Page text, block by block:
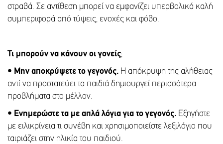
στραβά. Σε αντίθεση μπορεί να εμφανίζει υπερβολικά καλή
συμπεριφορά από τύψεις, ενοχές και φόβο.
Τι μπορούν να κάνουν οι γονείς;
• Μην αποκρύψετε το γεγονός. Η απόκρυψη της αλήθειας
αντί να προστατεύει τα παιδιά δημιουργεί περισσότερα
προβλήματα στο μέλλον.
• Ενημερώστε τα με απλά λόγια για το γεγονός. Εξηγήστε
με ειλικρίνεια τι συνέβη και χρησιμοποιείστε λεξιλόγιο που
ταιριάζει στην ηλικία του παιδιού.